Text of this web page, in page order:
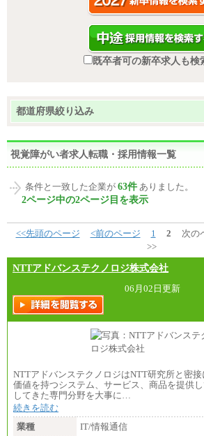
既卒者可の新卒求人も検
都道府県絞り込み
視覚障がい者求人転職・採用情報一覧
条件と一致した企業が 63件 ありました。
2ページ中の2ページ目を表示
<<先頭のページ
<前のページ 1 2 次の
>>
NTTアドバンステクノロジ株式会社
06月02日更新
NTTアドバンステクノロジはNTT研究所と密
価値を持つシステム、サービス、商品を提供
してきた専門分野を大事に…
続きを読む
業種
IT/情報通信